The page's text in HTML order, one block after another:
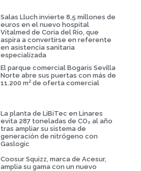
Salas Lluch invierte 8,5 millones de
euros en el nuevo hospital
Vitalmed de Coria del Río, que
aspira a convertirse en referente
en asistencia sanitaria
especializada
El parque comercial Bogaris Sevilla
Norte abre sus puertas con más de
11.200 m² de oferta comercial
La planta de LiBiTec en Linares
evita 287 toneladas de CO₂ al año
tras ampliar su sistema de
generación de nitrógeno con
Gaslogic
Coosur Squizz, marca de Acesur,
amplia su gama con un nuevo